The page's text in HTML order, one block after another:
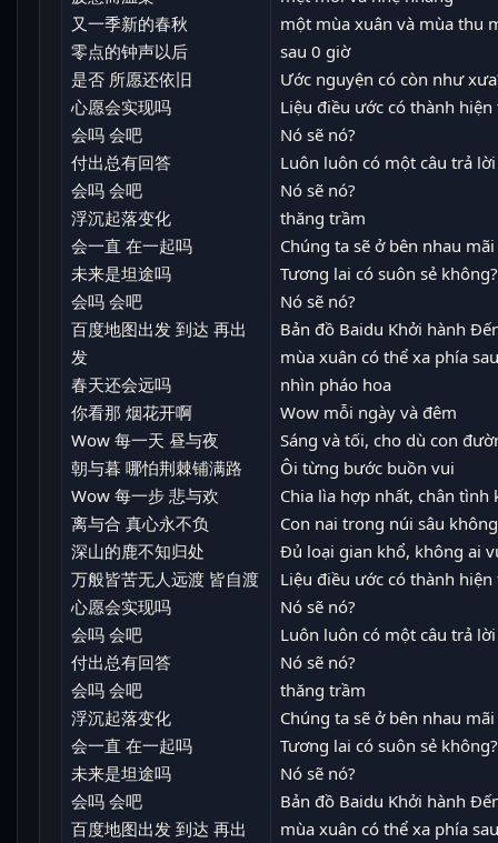
又一季新的春秋
零点的钟声以后
是否 所愿还依旧
心愿会实现吗
会吗 会吧
付出总有回答
会吗 会吧
浮沉起落变化
会一直 在一起吗
未来是坦途吗
会吗 会吧
百度地图出发 到达 再出
发
春天还会远吗
你看那 烟花开啊
Wow 每一天 昼与夜
朝与暮 哪怕荆棘铺满路
Wow 每一步 悲与欢
离与合 真心永不负
深山的鹿不知归处
万般皆苦无人远渡 皆自渡
心愿会实现吗
会吗 会吧
付出总有回答
会吗 会吧
浮沉起落变化
会一直 在一起吗
未来是坦途吗
会吗 会吧
百度地图出发 到达 再出
một mùa xuân và mùa thu
sau 0 giờ
Ước nguyện có còn như
Liệu điều ước có thành hiện
Nó sẽ nó?
Luôn luôn có một câu trả lời
Nó sẽ nó?
thăng trầm
Chúng ta sẽ ở bên nhau
Tương lai có suôn sẻ không?
Nó sẽ nó?
Bản đồ Baidu Khởi hành
mùa xuân có thể xa phía sau
nhìn pháo hoa
Wow mỗi ngày và đêm
Sáng và tối, cho dù con
Ôi từng bước buồn vui
Chia lìa hợp nhất, chân
Con nai trong núi sâu
Đủ loại gian khổ, không ai
Liệu điều ước có thành hiện
Nó sẽ nó?
Luôn luôn có một câu trả lời
Nó sẽ nó?
thăng trầm
Chúng ta sẽ ở bên nhau
Tương lai có suôn sẻ không?
Nó sẽ nó?
Bản đồ Baidu Khởi hành
mùa xuân có thể xa phía sau